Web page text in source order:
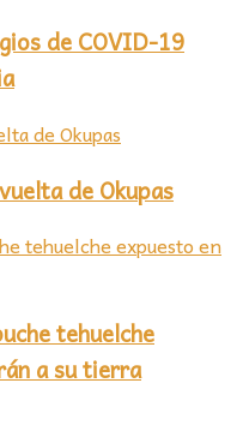
de COVID-19
de Okupas
tehuelche
a su tierra